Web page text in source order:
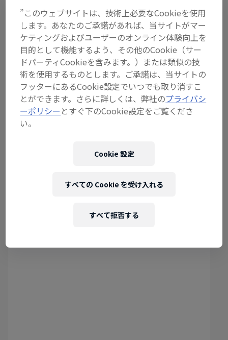
【Red Bull Lords Of The
Floor】：2v2ブレイキンイベン
トが開催！
The history of breaking
”このウェブサイトは、技術上必要なCookieを使用
します。あなたのご承諾があれば、当サイトがマー
ケティングおよびユーザーのオンライン体験向上を
目的として機能するよう、その他のCookie（サー
ドパーティCookieを含みます。）または類似の技
術を使用するものとします。ご承諾は、当サイトの
フッターにあるCookie設定でいつでも取り消すこ
とができます。さらに詳しくは、弊社のプライバシ
ーポリシー とすぐ下のCookie設定をご覧くださ
い。
Cookie 設定
すべて拒否する
すべての Cookie を受け入れる